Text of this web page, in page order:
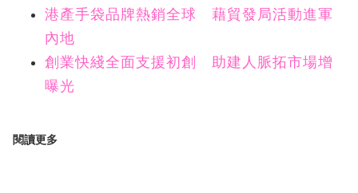
港產手袋品牌熱銷全球 藉貿發局活動進軍
內地
創業快綫全面支援初創 助建人脈拓市場增
曝光
閱讀更多